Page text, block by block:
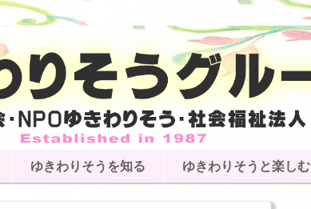
ゆきわりそうを知る ゆきわりそうと楽しむ